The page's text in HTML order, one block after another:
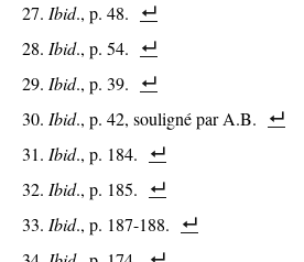
Ibid., p. 48.
Ibid., p. 54.
Ibid., p. 39.
Ibid., p. 42, souligné par A.B.
Ibid., p. 184.
Ibid., p. 185.
Ibid., p. 187-188.